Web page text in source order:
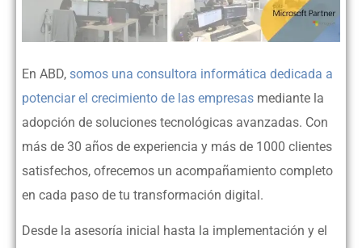
En ABD, somos una consultora informática dedicada a
potenciar el crecimiento de las empresas mediante la
adopción de soluciones tecnológicas avanzadas. Con
más de 30 años de experiencia y más de 1000 clientes
satisfechos, ofrecemos un acompañamiento completo
en cada paso de tu transformación digital.
Desde la asesoría inicial hasta la implementación y el